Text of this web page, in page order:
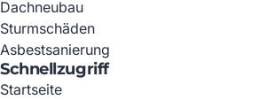
Dachneubau
Sturmschäden
Asbestsanierung
Schnellzugriff
Startseite